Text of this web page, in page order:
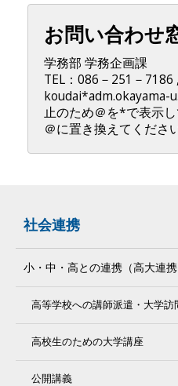
お問い合わせ
学務部 学務企画課
TEL：086－251－7186
koudai*adm.okayama-
止のため＠を*で表示
＠に置き換えてくださ
社会連携
小・中・高との連携（高大連携
高等学校への講師派遣・大学訪
高校生のための大学講座
公開講義